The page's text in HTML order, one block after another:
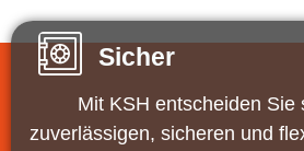
Sicher
Mit KSH entscheiden Sie
zuverlässigen, sicheren und